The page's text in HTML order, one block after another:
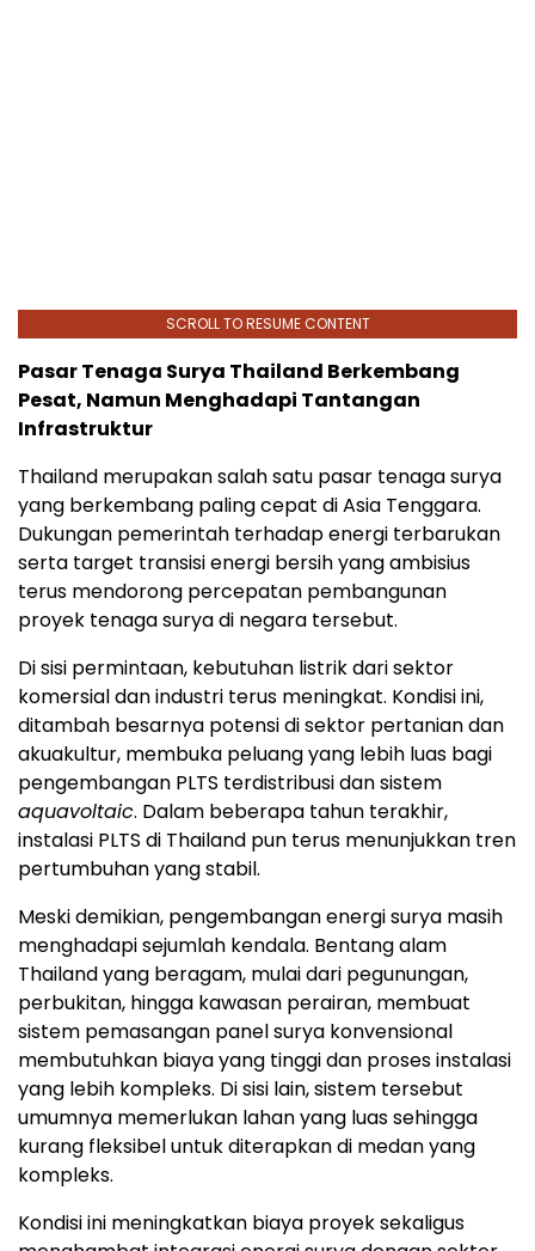
SCROLL TO RESUME CONTENT
Pasar Tenaga Surya Thailand Berkembang
Pesat, Namun Menghadapi Tantangan
Infrastruktur
Thailand merupakan salah satu pasar tenaga surya
yang berkembang paling cepat di Asia Tenggara.
Dukungan pemerintah terhadap energi terbarukan
serta target transisi energi bersih yang ambisius
terus mendorong percepatan pembangunan
proyek tenaga surya di negara tersebut.
Di sisi permintaan, kebutuhan listrik dari sektor
komersial dan industri terus meningkat. Kondisi ini,
ditambah besarnya potensi di sektor pertanian dan
akuakultur, membuka peluang yang lebih luas bagi
pengembangan PLTS terdistribusi dan sistem
aquavoltaic. Dalam beberapa tahun terakhir,
instalasi PLTS di Thailand pun terus menunjukkan tren
pertumbuhan yang stabil.
Meski demikian, pengembangan energi surya masih
menghadapi sejumlah kendala. Bentang alam
Thailand yang beragam, mulai dari pegunungan,
perbukitan, hingga kawasan perairan, membuat
sistem pemasangan panel surya konvensional
membutuhkan biaya yang tinggi dan proses instalasi
yang lebih kompleks. Di sisi lain, sistem tersebut
umumnya memerlukan lahan yang luas sehingga
kurang fleksibel untuk diterapkan di medan yang
kompleks.
Kondisi ini meningkatkan biaya proyek sekaligus